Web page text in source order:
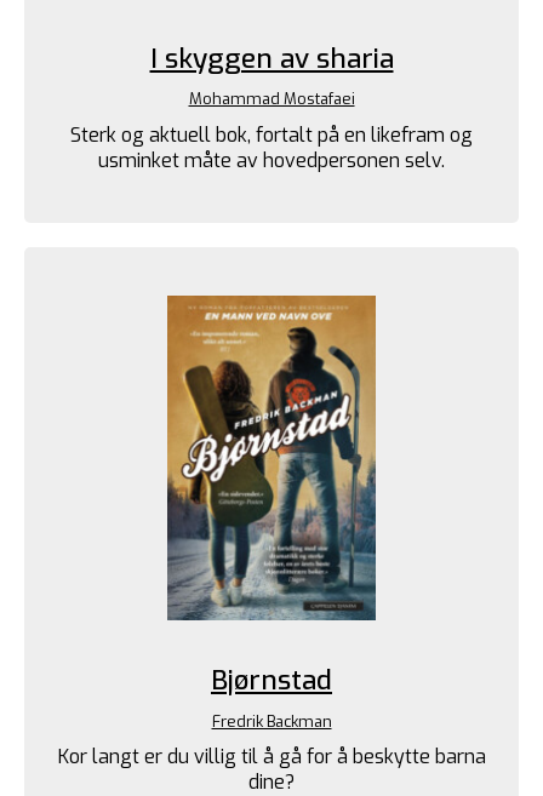
I skyggen av sharia
Mohammad Mostafaei
Sterk og aktuell bok, fortalt på en likefram og
usminket måte av hovedpersonen selv.
Bjørnstad
Fredrik Backman
Kor langt er du villig til å gå for å beskytte barna
dine?